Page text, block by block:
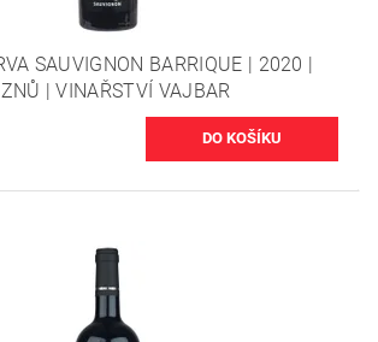
SAUVIGNON BARRIQUE | 2020 |
| VINAŘSTVÍ VAJBAR